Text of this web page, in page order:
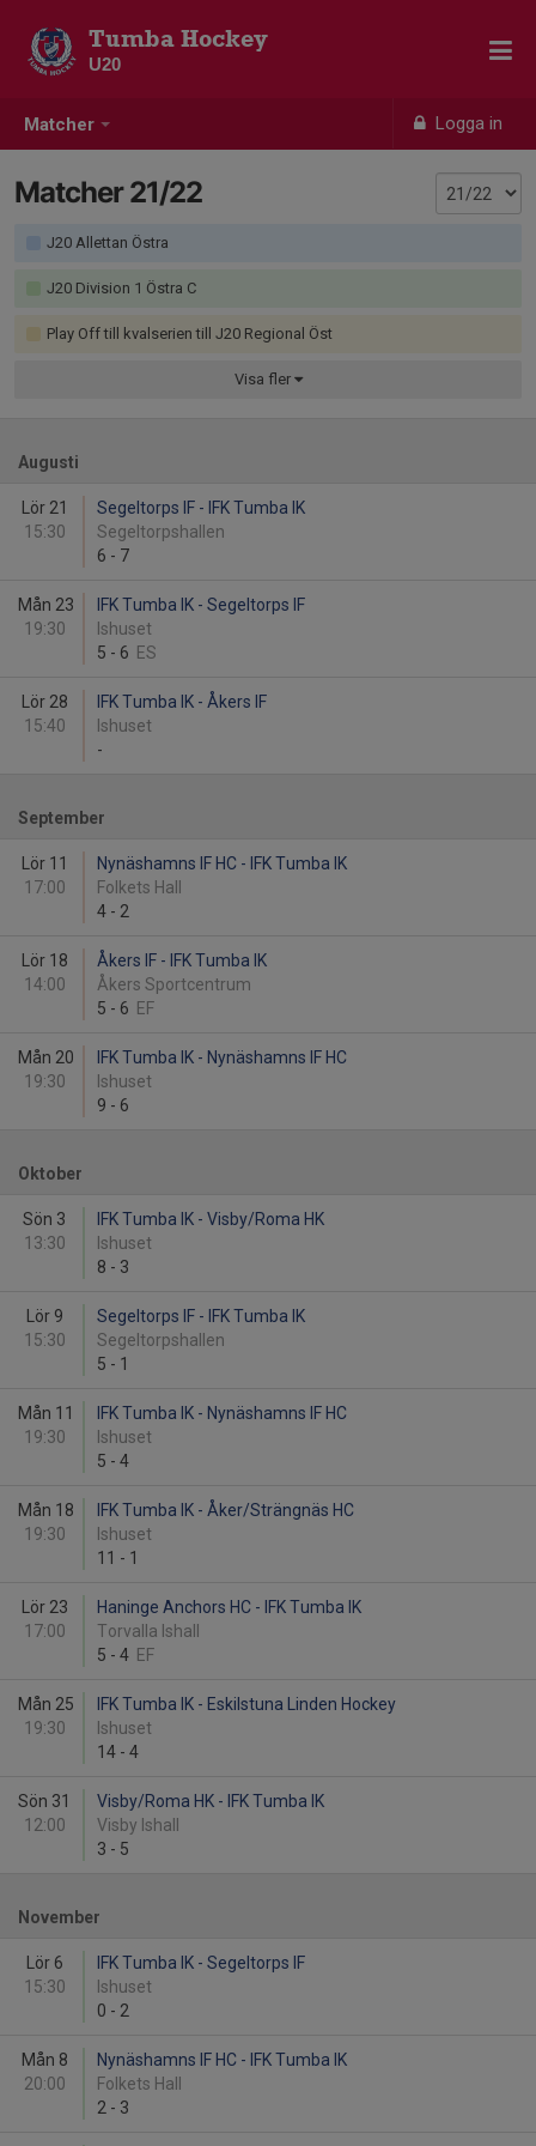
Matcher Logga in
Tumba Hockey
U20
Matcher 21/22
J20 Allettan Östra
J20 Division 1 Östra C
Play Off till kvalserien till J20 Regional Öst
Visa fler
Augusti
Lör 21
15:30
Segeltorps IF - IFK Tumba IK
Segeltorpshallen
6 - 7
Mån 23
19:30
IFK Tumba IK - Segeltorps IF
Ishuset
5 - 6 ES
Lör 28
15:40
IFK Tumba IK - Åkers IF
Ishuset
-
September
Lör 11
17:00
Nynäshamns IF HC - IFK Tumba IK
Folkets Hall
4 - 2
Lör 18
14:00
Åkers IF - IFK Tumba IK
Åkers Sportcentrum
5 - 6 EF
Mån 20
19:30
IFK Tumba IK - Nynäshamns IF HC
Ishuset
9 - 6
Oktober
Sön 3
13:30
IFK Tumba IK - Visby/Roma HK
Ishuset
8 - 3
Lör 9
15:30
Segeltorps IF - IFK Tumba IK
Segeltorpshallen
5 - 1
Mån 11
19:30
IFK Tumba IK - Nynäshamns IF HC
Ishuset
5 - 4
Mån 18
19:30
IFK Tumba IK - Åker/Strängnäs HC
Ishuset
11 - 1
Lör 23
17:00
Haninge Anchors HC - IFK Tumba IK
Torvalla Ishall
5 - 4 EF
Mån 25
19:30
IFK Tumba IK - Eskilstuna Linden Hockey
Ishuset
14 - 4
Sön 31
12:00
Visby/Roma HK - IFK Tumba IK
Visby Ishall
3 - 5
November
Lör 6
15:30
IFK Tumba IK - Segeltorps IF
Ishuset
0 - 2
Mån 8
20:00
Nynäshamns IF HC - IFK Tumba IK
Folkets Hall
2 - 3